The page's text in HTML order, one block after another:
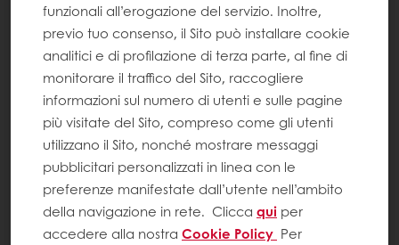
funzionali all’erogazione del servizio. Inoltre,
previo tuo consenso, il Sito può installare cookie
analitici e di profilazione di terza parte, al fine di
monitorare il traffico del Sito, raccogliere
informazioni sul numero di utenti e sulle pagine
più visitate del Sito, compreso come gli utenti
utilizzano il Sito, nonché mostrare messaggi
pubblicitari personalizzati in linea con le
preferenze manifestate dall’utente nell’ambito
della navigazione in rete. Clicca qui per
accedere alla nostra Cookie Policy Per